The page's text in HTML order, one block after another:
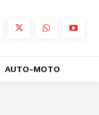
AUTO-MOTO